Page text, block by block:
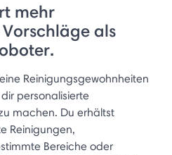
mehr
als
Reinigungsgewohnheiten
personalisierte
machen. Du erhältst
Reinigungen,
Bereiche oder